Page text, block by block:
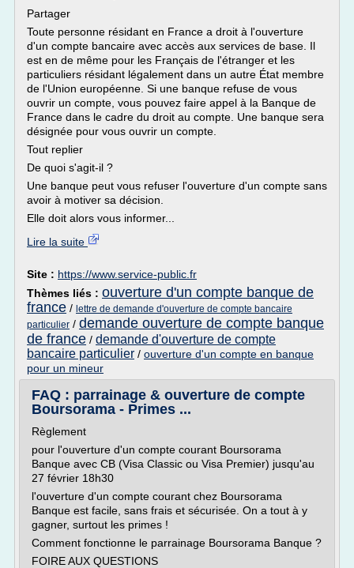
Partager
Toute personne résidant en France a droit à l'ouverture
d'un compte bancaire avec accès aux services de base. Il
est en de même pour les Français de l'étranger et les
particuliers résidant légalement dans un autre État membre
de l'Union européenne. Si une banque refuse de vous
ouvrir un compte, vous pouvez faire appel à la Banque de
France dans le cadre du droit au compte. Une banque sera
désignée pour vous ouvrir un compte.
Tout replier
De quoi s'agit-il ?
Une banque peut vous refuser l'ouverture d'un compte sans
avoir à motiver sa décision.
Elle doit alors vous informer...
Lire la suite
Site : https://www.service-public.fr
Thèmes liés : ouverture d'un compte banque de
france / lettre de demande d'ouverture de compte bancaire
particulier / demande ouverture de compte banque
de france / demande d'ouverture de compte
bancaire particulier / ouverture d'un compte en banque
pour un mineur
FAQ : parrainage & ouverture de compte
Boursorama - Primes ...
Règlement
pour l'ouverture d'un compte courant Boursorama
Banque avec CB (Visa Classic ou Visa Premier) jusqu'au
27 février 18h30
l'ouverture d'un compte courant chez Boursorama
Banque est facile, sans frais et sécurisée. On a tout à y
gagner, surtout les primes !
Comment fonctionne le parrainage Boursorama Banque ?
FOIRE AUX QUESTIONS